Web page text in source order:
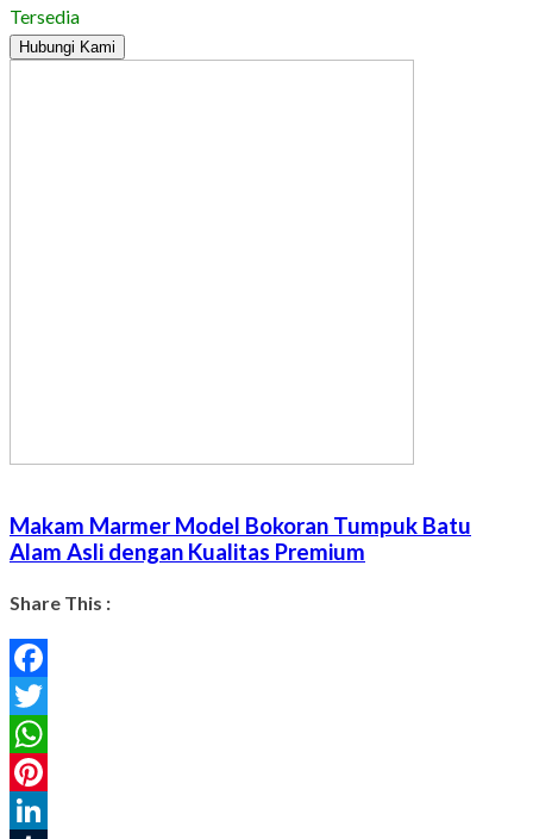
Tersedia
Hubungi Kami
Makam Marmer Model Bokoran Tumpuk Batu
Alam Asli dengan Kualitas Premium
Share This :
Facebook
Twitter
WhatsApp
Pinterest